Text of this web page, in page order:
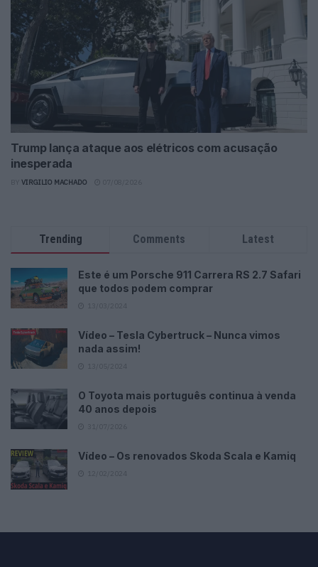
Trump lança ataque aos elétricos com acusação
inesperada
VIRGILIO MACHADO
Trending Comments Latest
Este é um Porsche 911 Carrera RS 2.7 Safari
que todos podem comprar
Vídeo – Tesla Cybertruck – Nunca vimos
nada assim!
O Toyota mais português continua à venda
40 anos depois
Vídeo – Os renovados Skoda Scala e Kamiq